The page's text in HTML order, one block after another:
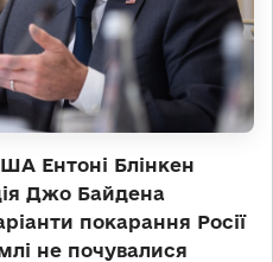
Ентоні Блінкен
Джо Байдена
покарання Росії
не почувалися